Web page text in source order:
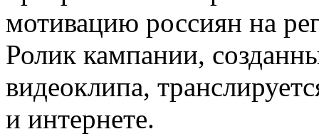
мотивацию россиян на
Ролик кампании,
видеоклипа,
и интернете.